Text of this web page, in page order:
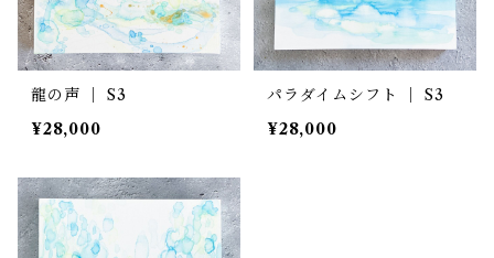
龍の声 ｜ S3
¥28,000
パラダイムシフト ｜ S3
¥28,000